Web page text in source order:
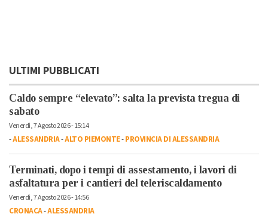
ULTIMI PUBBLICATI
Caldo sempre “elevato”: salta la prevista tregua di
sabato
Venerdì, 7 Agosto 2026 - 15:14
-ALESSANDRIA-ALTO PIEMONTE-PROVINCIA DI ALESSANDRIA
Terminati, dopo i tempi di assestamento, i lavori di
asfaltatura per i cantieri del teleriscaldamento
Venerdì, 7 Agosto 2026 - 14:56
CRONACA-ALESSANDRIA